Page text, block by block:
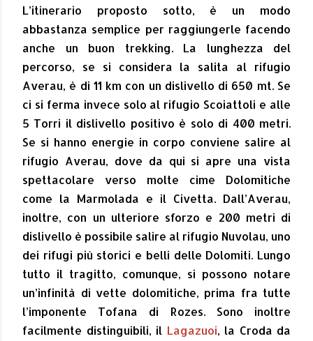
L’itinerario proposto sotto, è un modo
abbastanza semplice per raggiungerle facendo
anche un buon trekking. La lunghezza del
percorso, se si considera la salita al rifugio
Averau, è di 11 km con un dislivello di 650 mt. Se
ci si ferma invece solo al rifugio Scoiattoli e alle
5 Torri il dislivello positivo è solo di 400 metri.
Se si hanno energie in corpo conviene salire al
rifugio Averau, dove da qui si apre una vista
spettacolare verso molte cime Dolomitiche
come la Marmolada e il Civetta. Dall’Averau,
inoltre, con un ulteriore sforzo e 200 metri di
dislivello è possibile salire al rifugio Nuvolau, uno
dei rifugi più storici e belli delle Dolomiti. Lungo
tutto il tragitto, comunque, si possono notare
un’infinità di vette dolomitiche, prima fra tutte
l’imponente Tofana di Rozes. Sono inoltre
facilmente distinguibili, il Lagazuoi, la Croda da